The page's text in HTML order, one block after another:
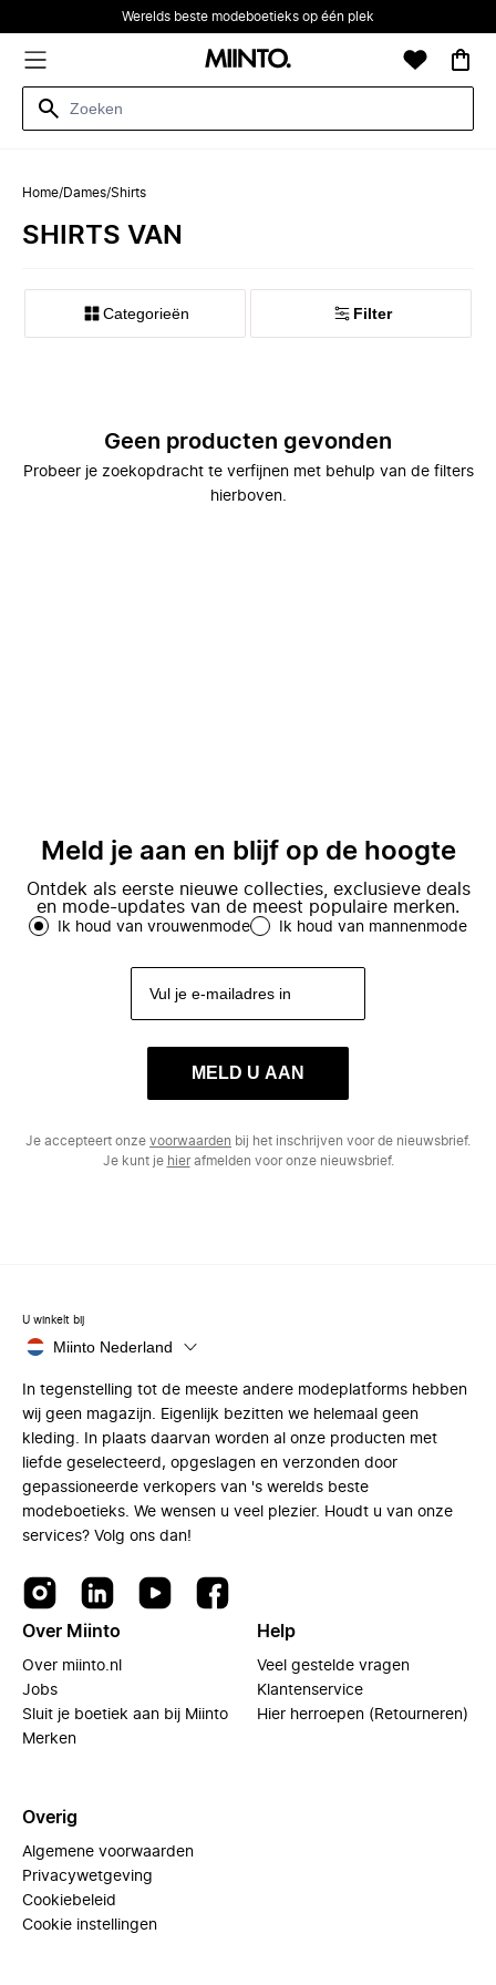
Werelds beste modeboetieks op één plek
Home/Dames/Shirts
SHIRTS VAN
Categorieën Filter
Geen producten gevonden
Probeer je zoekopdracht te verfijnen met behulp van de filters
hierboven.
Meld je aan en blijf op de hoogte
Ontdek als eerste nieuwe collecties, exclusieve deals
en mode-updates van de meest populaire merken.
Ik houd van vrouwenmode Ik houd van mannenmode
MELD U AAN
Je accepteert onze voorwaarden bij het inschrijven voor de nieuwsbrief.
Je kunt je hierafmelden voor onze nieuwsbrief.
U winkelt bij
Miinto Nederland
In tegenstelling tot de meeste andere modeplatforms hebben
wij geen magazijn. Eigenlijk bezitten we helemaal geen
kleding. In plaats daarvan worden al onze producten met
liefde geselecteerd, opgeslagen en verzonden door
gepassioneerde verkopers van 's werelds beste
modeboetieks. We wensen u veel plezier. Houdt u van onze
services? Volg ons dan!
Over Miinto
Over miinto.nl
Jobs
Sluit je boetiek aan bij Miinto
Merken
Help
Veel gestelde vragen
Klantenservice
Hier herroepen (Retourneren)
Overig
Algemene voorwaarden
Privacywetgeving
Cookiebeleid
Cookie instellingen